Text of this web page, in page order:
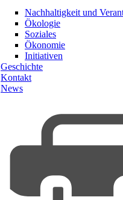
Nachhaltigkeit und
Ökologie
Soziales
Ökonomie
Initiativen
Geschichte
Kontakt
News